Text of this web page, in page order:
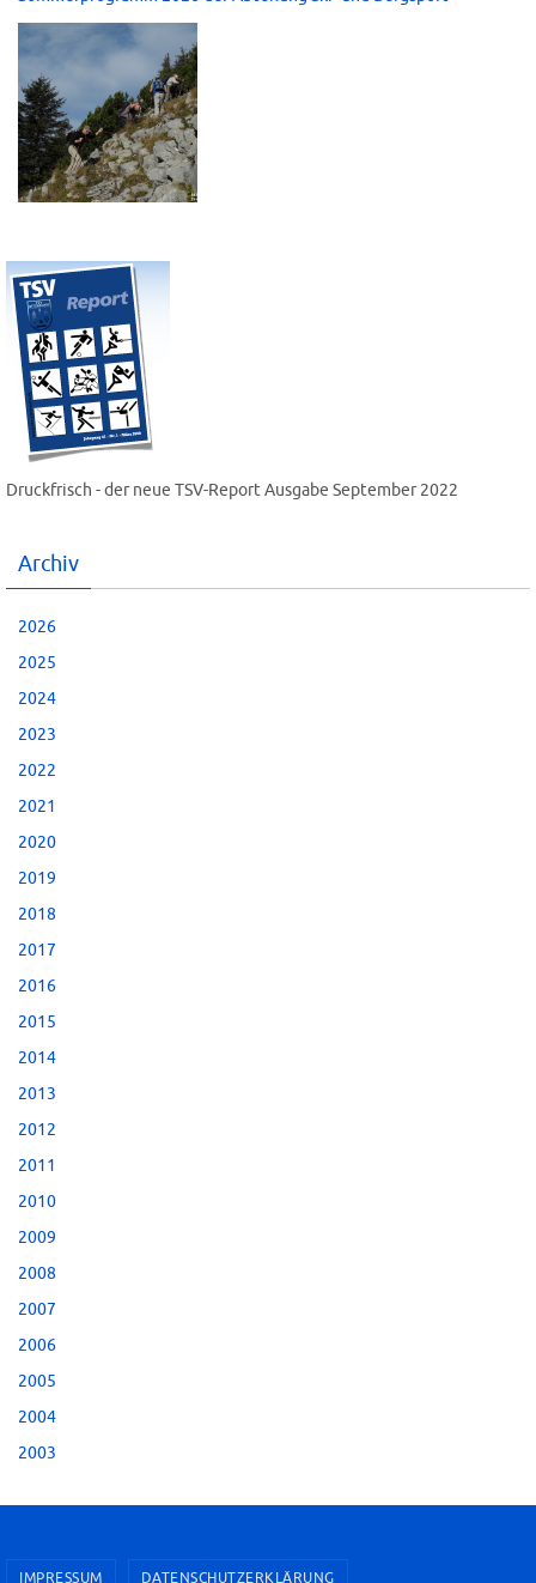
Druckfrisch - der neue TSV-Report Ausgabe September 2022
Archiv
2026
2025
2024
2023
2022
2021
2020
2019
2018
2017
2016
2015
2014
2013
2012
2011
2010
2009
2008
2007
2006
2005
2004
2003
IMPRESSUM DATENSCHUTZERKLÄRUNG